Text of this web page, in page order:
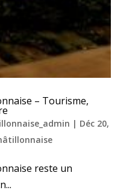
– Tourisme,
| Déc 20,
reste un